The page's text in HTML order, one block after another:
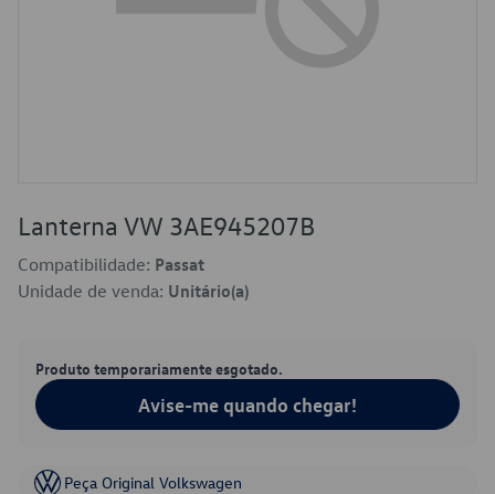
Lanterna VW 3AE945207B
Compatibilidade: Passat
Unidade de venda: Unitário(a)
Produto temporariamente esgotado.
Avise-me quando chegar!
Peça Original Volkswagen